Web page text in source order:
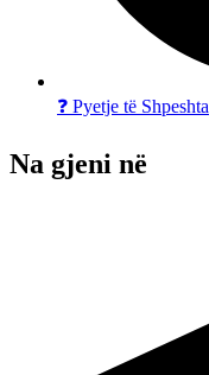
❓ Pyetje të Shpeshta
Na gjeni në